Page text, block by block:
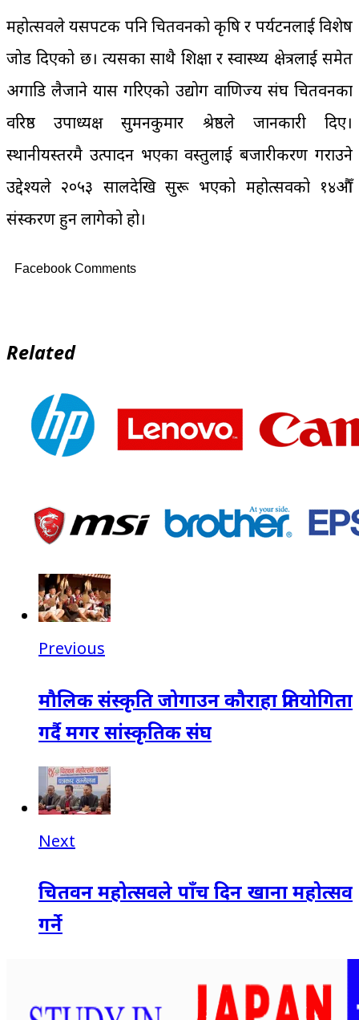
महोत्सवले यसपटक पनि चितवनको कृषि र पर्यटनलाई विशेष
जोड दिएको छ। त्यसका साथै शिक्षा र स्वास्थ्य क्षेत्रलाई समेत
अगाडि लैजाने प्रयास गरिएको उद्योग वाणिज्य संघ चितवनका
वरिष्ठ उपाध्यक्ष सुमनकुमार श्रेष्ठले जानकारी दिए।
स्थानीयस्तरमै उत्पादन भएका वस्तुलाई बजारीकरण गराउने
उद्देश्यले २०५३ सालदेखि सुरू भएको महोत्सवको १४औँ
संस्करण हुन लागेको हो।
Facebook Comments
Related
Previous
मौलिक संस्कृति जोगाउन कौराहा प्रतियोगिता
गर्दै मगर सांस्कृतिक संघ
Next
चितवन महोत्सवले पाँच दिन खाना महोत्सव
गर्ने